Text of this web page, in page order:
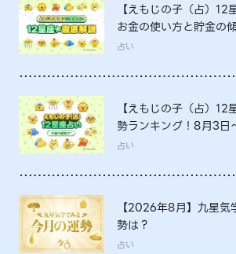
【えもじの子（占）12
お金の使い方と貯金の
底解説
占い
【えもじの子（占）
勢ランキング！8月3日
は？
占い
【2026年8月】九星気
勢は？
占い